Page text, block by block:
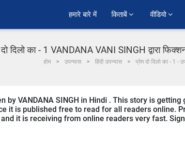
हमारे बारे में किताबें वीडियो
दिलो का - 1 VANDANA VANI SINGH द्वारा
होम उपन्यास हिंदी उपन्यास प्रेम दो दिलो का - 1 -
by VANDANA SINGH in Hindi . This story is getting
it is published free to read for all readers online.
it is receiving from online readers very fast.